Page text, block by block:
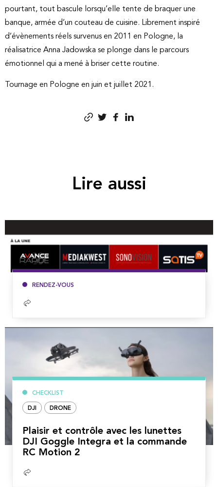
pourtant, tout bascule lorsqu’elle tente de braquer une
banque, armée d’un couteau de cuisine. Librement inspiré
d’évènements réels survenus en 2011 en Pologne, la
réalisatrice Anna Jadowska se plonge dans le parcours
émotionnel qui a mené à briser cette routine.
Tournage en Pologne en juin et juillet 2021.
Lire aussi
RENDEZ-VOUS
Lire
CHECKLIST
DJI DRONE
Plaisir et contrôle avec les lunettes
DJI Goggle Integra et la commande
RC Motion 2
Lire